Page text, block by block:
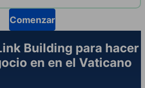
Comenzar
Building para hacer
en en el Vaticano